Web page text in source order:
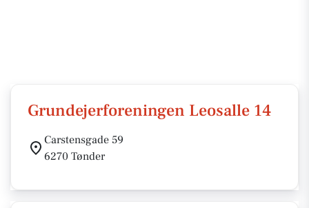
Grundejerforeningen Leosalle 14
Carstensgade 59
6270 Tønder